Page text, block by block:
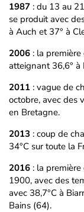
1987 : du 13 au
se produit avec
à Auch et 37° à
2006 : la
atteignant 36,6° à
2011 : vague de
octobre, avec des
en Bretagne.
2013 : coup de
34°C sur toute la
2016 : la
1900, avec des
avec 38,7°C à
Bains (64).